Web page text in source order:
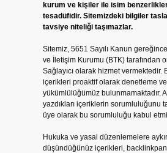
kurum ve kişiler ile isim
tesadüfidir. Sitemizdeki bilgiler
tavsiye niteliği taşımazlar.
Sitemiz, 5651 Sayılı Kanun
ve İletişim Kurumu (BTK) tarafından
Sağlayıcı olarak hizmet vermektedir.
içerikleri proaktif olarak denetleme
yükümlülüğümüz bulunmamaktadır.
yazdıkları içeriklerin sorumluluğunu
üye olarak bu sorumluluğu kabul
Hukuka ve yasal düzenlemelere
düşündüğünüz içerikleri,